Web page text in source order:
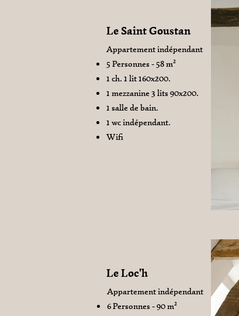
Le Saint Goustan
Appartement indépendant
5 Personnes - 58 m²
1 ch. 1 lit 160x200.
1 mezzanine 3 lits 90x200.
1 salle de bain.
1 wc indépendant.
Wifi
Le Loc'h
Appartement indépendant
6 Personnes - 90 m²